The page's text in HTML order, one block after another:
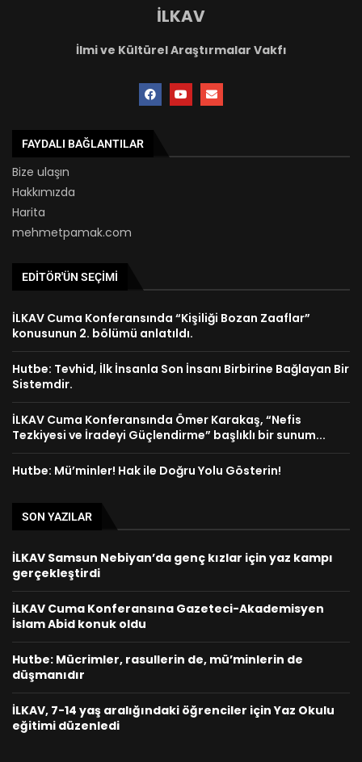
İLKAV
İlmi ve Kültürel Araştırmalar Vakfı
FAYDALI BAĞLANTILAR
Bize ulaşın
Hakkımızda
Harita
mehmetpamak.com
EDITÖR'ÜN SEÇIMI
İLKAV Cuma Konferansında “Kişiliği Bozan Zaaflar”
konusunun 2. bölümü anlatıldı.
Hutbe: Tevhid, İlk İnsanla Son İnsanı Birbirine Bağlayan Bir
Sistemdir.
İLKAV Cuma Konferansında Ömer Karakaş, “Nefis
Tezkiyesi ve İradeyi Güçlendirme” başlıklı bir sunum...
Hutbe: Mü’minler! Hak ile Doğru Yolu Gösterin!
SON YAZILAR
İLKAV Samsun Nebiyan’da genç kızlar için yaz kampı
gerçekleştirdi
İLKAV Cuma Konferansına Gazeteci-Akademisyen
İslam Abid konuk oldu
Hutbe: Mücrimler, rasullerin de, mü’minlerin de
düşmanıdır
İLKAV, 7-14 yaş aralığındaki öğrenciler için Yaz Okulu
eğitimi düzenledi